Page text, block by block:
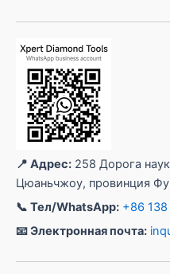
📍 Адрес: 258 Дорога
Цюаньчжоу, провинция
📞 Тел/WhatsApp: +86
📧 Электронная почта: